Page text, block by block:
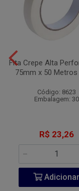
Fita Crepe Alta
75mm x 50 Metros
Código: 8623
Embalagem: 30
R$ 23,26
Adicionar